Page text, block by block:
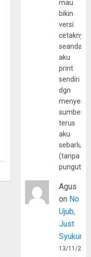
mau
bikin
versi
cetaknya
aku
print
sendiri
dgn
sumber
terus
aku
(tanpa
Agus
on No
Ujub,
Just
Syukur
13/11/